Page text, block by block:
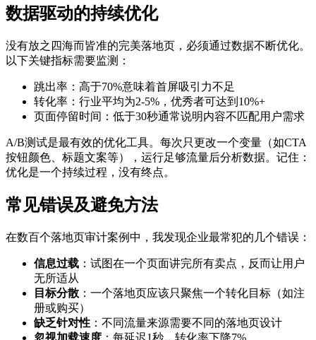
数据驱动的持续优化
没有放之四海而皆准的完美落地页，必须通过数据不断优化。
以下关键指标需要监测：
跳出率：高于70%意味着首屏吸引力不足
转化率：行业平均为2-5%，优秀者可达到10%+
页面停留时间：低于30秒通常说明内容不匹配用户需求
A/B测试是最有效的优化工具。每次只更改一个变量（如CTA
按钮颜色、标题文案等），运行足够流量后分析数据。记住：
优化是一个持续过程，没有终点。
常见错误及避免方法
在数百个落地页审计案例中，我发现企业最常犯的几个错误：
信息过载 ：试图在一个页面讲完所有卖点，反而让用户
无所适从
目标分散 ：一个落地页应该只聚焦一个转化目标（如注
册或购买）
缺乏针对性 ：不同流量来源需要不同的落地页设计